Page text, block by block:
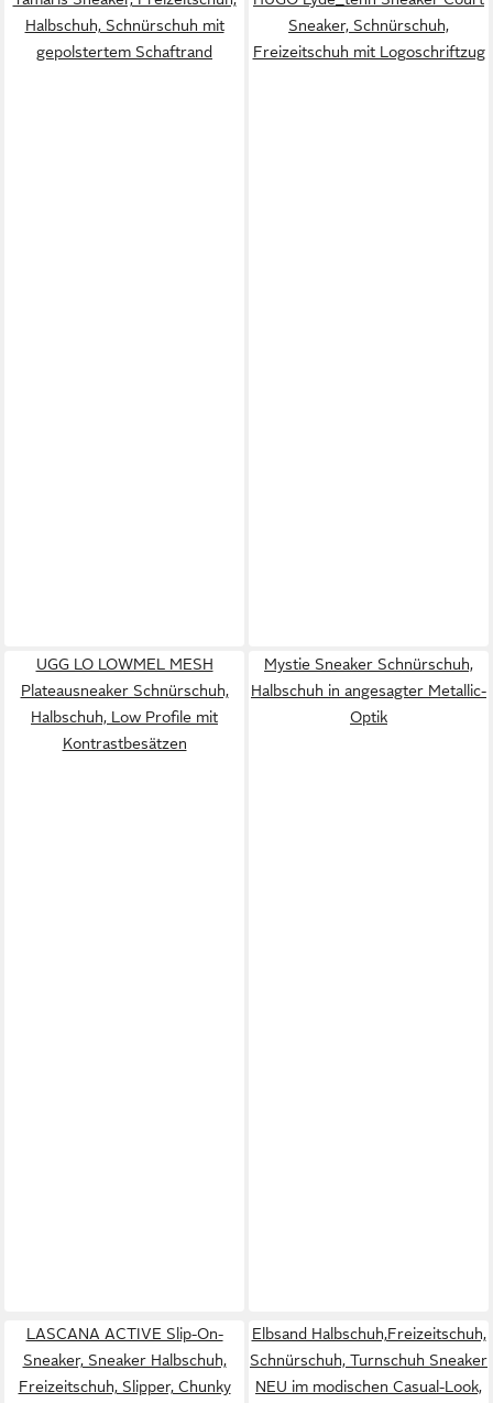
Halbschuh, Schnürschuh mit
gepolstertem Schaftrand
Sneaker, Schnürschuh,
Freizeitschuh mit Logoschriftzug
UGG LO LOWMEL MESH
Plateausneaker Schnürschuh,
Halbschuh, Low Profile mit
Kontrastbesätzen
Mystie Sneaker Schnürschuh,
Halbschuh in angesagter Metallic-
Optik
LASCANA ACTIVE Slip-On-
Sneaker, Sneaker Halbschuh,
Freizeitschuh, Slipper, Chunky
Elbsand Halbschuh,Freizeitschuh,
Schnürschuh, Turnschuh Sneaker
NEU im modischen Casual-Look,